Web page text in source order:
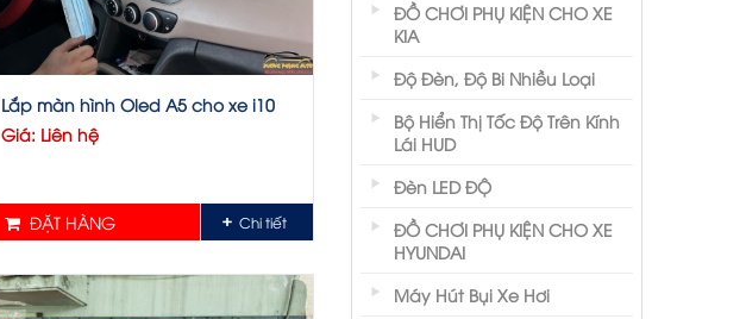
Lắp màn hình Oled A5 cho xe i10
Giá: Liên hệ
ĐẶT HÀNG Chi tiết
ĐỒ CHƠI PHỤ KIỆN CHO XE
KIA
Độ Đèn, Độ Bi Nhiều Loại
Bộ Hiển Thị Tốc Độ Trên Kính
Lái HUD
Đèn LED ĐỘ
ĐỒ CHƠI PHỤ KIỆN CHO XE
HYUNDAI
Máy Hút Bụi Xe Hơi